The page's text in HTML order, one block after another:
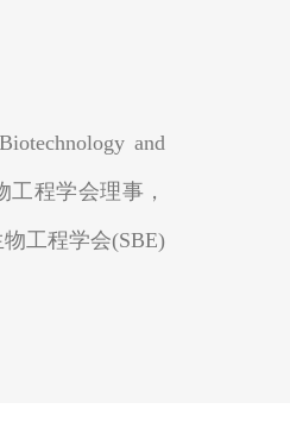
and
工程学会理事，
工程学会(SBE)